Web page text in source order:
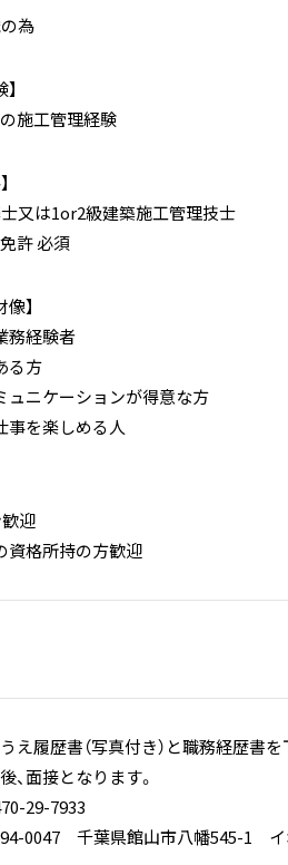
為
施工管理経験
又は1or2級建築施工管理技士
許 必須
】
務経験者
る方
ュニケーションが得意な方
事を楽しめる人
迎
資格所持の方歓迎
え履歴書（写真付き）と職務経歴書
、面接となります。
29-7933
0047 千葉県館山市八幡545-1